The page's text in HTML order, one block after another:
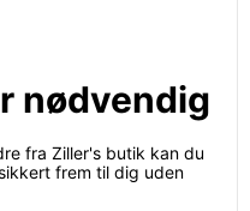
nødvendig
fra Ziller's butik kan du
frem til dig uden